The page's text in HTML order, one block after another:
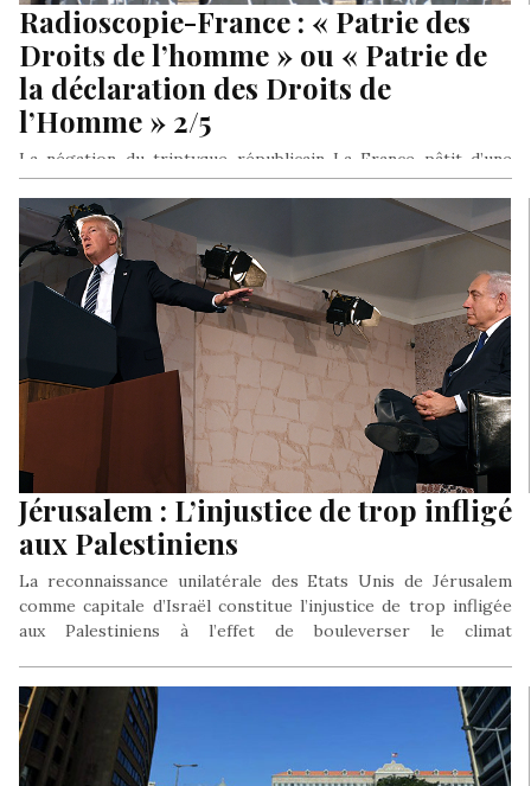
Radioscopie-France : « Patrie des
Droits de l’homme » ou « Patrie de
la déclaration des Droits de
l’Homme » 2/5
La négation du triptyque républicain La France pâtit d’une
nostalgie de grandeur. Le triptyque républicain (Liberté,
Egalité, Fraternité) relève davantage…
Jérusalem : L’injustice de trop infligé
aux Palestiniens
La reconnaissance unilatérale des Etats Unis de Jérusalem
comme capitale d’Israël constitue l’injustice de trop infligée
aux Palestiniens à l’effet de bouleverser le climat